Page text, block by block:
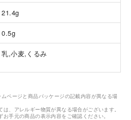
21.4g
0.5g
乳,小麦,くるみ
ページと商品パッケージの記載内容が異なる場
、アレルギー物質が異なる場合がございます。
手元の商品の表示内容をご確認ください。